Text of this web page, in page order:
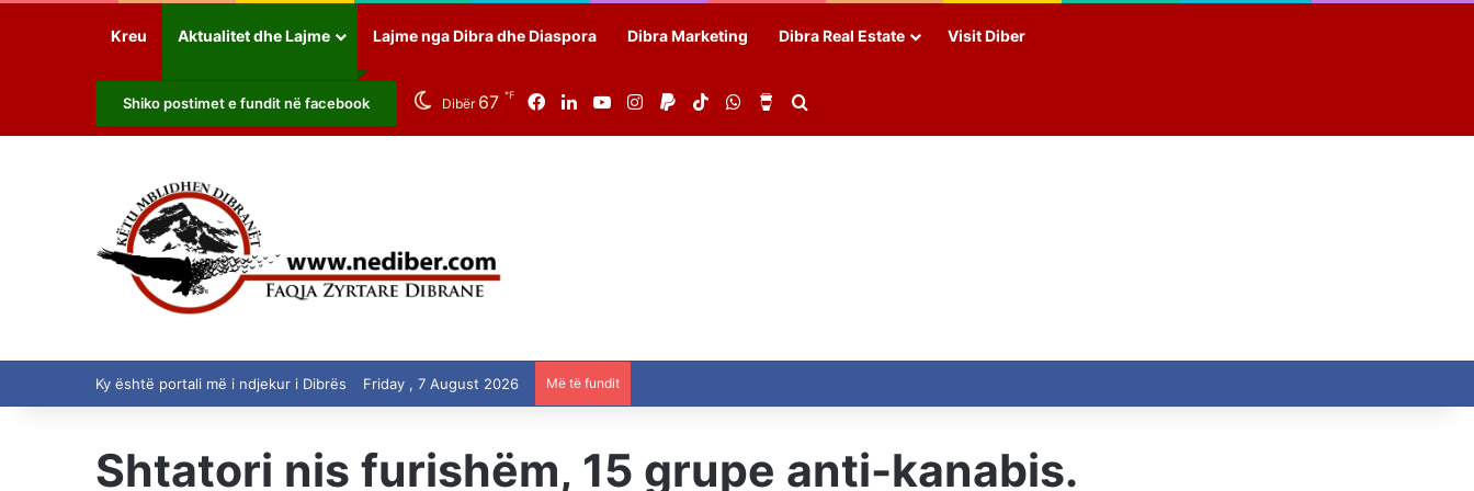
Kreu Aktualitet dhe Lajme Lajme nga Dibra dhe Diaspora Dibra Marketing Dibra Real Estate Visit Diber
Shiko postimet e fundit në facebook Dibër 67 ℉ FacebookLinkedInYouTubeInstagram
PaypalTikTokWhatsAppBuy Me a Coffee
Ky është portali më i ndjekur i Dibrës Friday , 7 August 2026 Më të fundit
Shtatori nis furishëm, 15 grupe anti-kanabis.